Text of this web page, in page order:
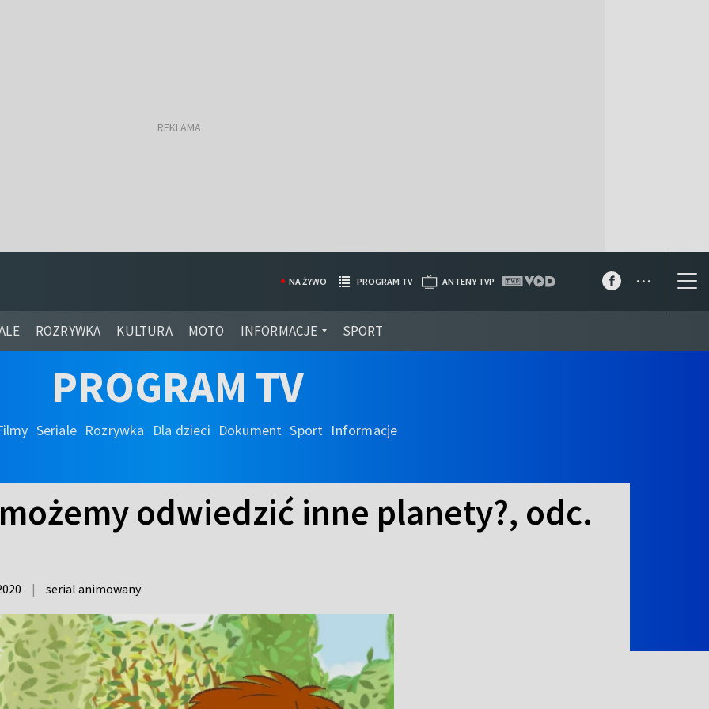
ROZRYWKA KULTURA MOTO INFORMACJE SPORT
NA ŻYWO PROGRAM TV ANTENY TVP ...
PROGRAM TV
Seriale Rozrywka Dla dzieci Dokument Sport Informacje
odwiedzić inne planety?, odc.
| serial animowany